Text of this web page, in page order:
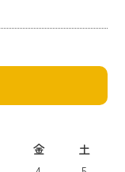
金
土